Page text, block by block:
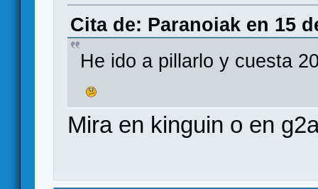
Cita de: Paranoiak en 15
He ido a pillarlo y cuesta
Mira en kinguin o en